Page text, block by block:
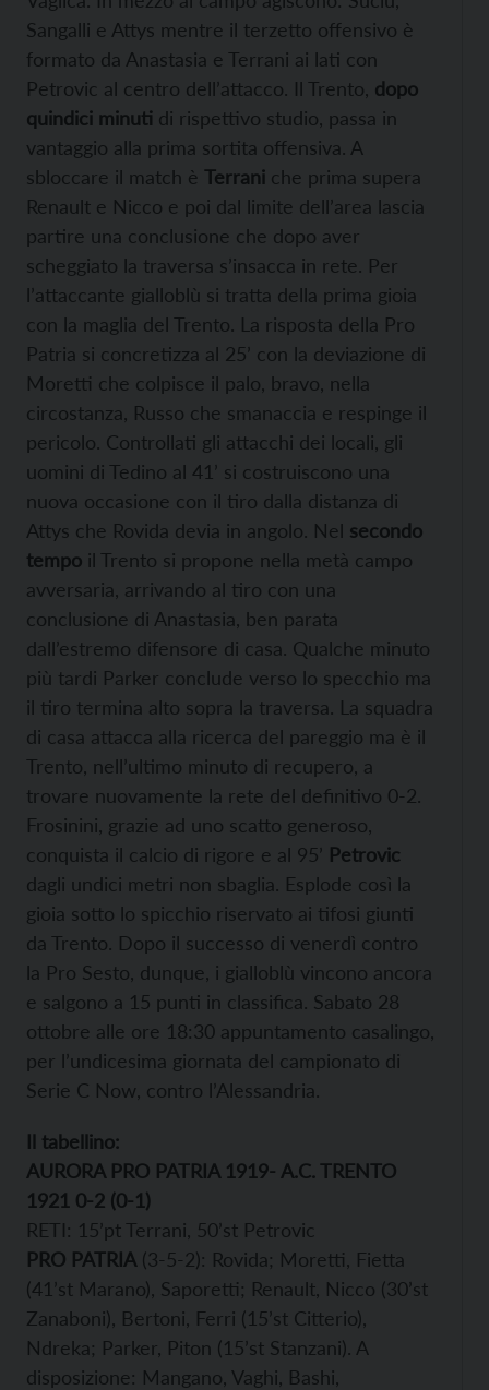
Sangalli e Attys mentre il terzetto offensivo è
formato da Anastasia e Terrani ai lati con
Petrovic al centro dell’attacco. Il Trento, dopo
quindici minuti di rispettivo studio, passa in
vantaggio alla prima sortita offensiva. A
sbloccare il match è Terrani che prima supera
Renault e Nicco e poi dal limite dell’area lascia
partire una conclusione che dopo aver
scheggiato la traversa s’insacca in rete. Per
l’attaccante gialloblù si tratta della prima gioia
con la maglia del Trento. La risposta della Pro
Patria si concretizza al 25’ con la deviazione di
Moretti che colpisce il palo, bravo, nella
circostanza, Russo che smanaccia e respinge il
pericolo. Controllati gli attacchi dei locali, gli
uomini di Tedino al 41’ si costruiscono una
nuova occasione con il tiro dalla distanza di
Attys che Rovida devia in angolo. Nel secondo
tempo il Trento si propone nella metà campo
avversaria, arrivando al tiro con una
conclusione di Anastasia, ben parata
dall’estremo difensore di casa. Qualche minuto
più tardi Parker conclude verso lo specchio ma
il tiro termina alto sopra la traversa. La squadra
di casa attacca alla ricerca del pareggio ma è il
Trento, nell’ultimo minuto di recupero, a
trovare nuovamente la rete del definitivo 0-2.
Frosinini, grazie ad uno scatto generoso,
conquista il calcio di rigore e al 95’ Petrovic
dagli undici metri non sbaglia. Esplode così la
gioia sotto lo spicchio riservato ai tifosi giunti
da Trento. Dopo il successo di venerdì contro
la Pro Sesto, dunque, i gialloblù vincono ancora
e salgono a 15 punti in classifica. Sabato 28
ottobre alle ore 18:30 appuntamento casalingo,
per l’undicesima giornata del campionato di
Serie C Now, contro l’Alessandria.
Il tabellino:
AURORA PRO PATRIA 1919- A.C. TRENTO
1921 0-2 (0-1)
RETI: 15’pt Terrani, 50’st Petrovic
PRO PATRIA (3-5-2): Rovida; Moretti, Fietta
(41’st Marano), Saporetti; Renault, Nicco (30’st
Zanaboni), Bertoni, Ferri (15’st Citterio),
Ndreka; Parker, Piton (15’st Stanzani). A
disposizione: Mangano, Vaghi, Bashi,